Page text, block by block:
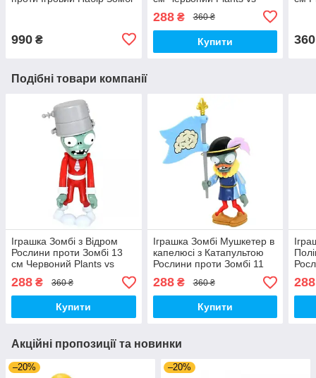
990 ₴
288₴ 360 ₴
Купити 360
Подібні товари компанії
Іграшка Зомбі з Відром
Рослини проти Зомбі 13
см Червоний Plants vs
Zombies (00008)
288 ₴ 360 ₴
Купити
Іграшка Зомбі Мушкетер в
капелюсі з Катапультою
Рослини проти Зомбі 11
см Plants vs Zombies
(00752)
288₴ 360 ₴
Купити
см
288
Акційні пропозиції та новинки
–20% –20%